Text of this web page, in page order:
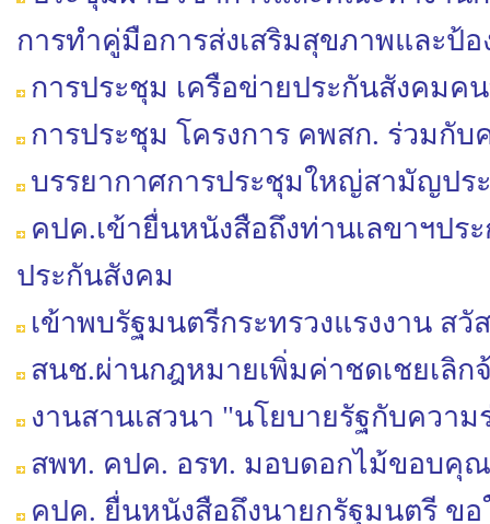
การทำคู่มือ​การส่งเสริม​สุขภาพ​และป้
การประชุม เครือข่ายประกันสังคมค
การประชุม โครงการ คพสก. ร่วมกั
บรรยากาศการประชุมใหญ่สามัญปร
คปค.เข้ายื่นหนังสือถึงท่านเลขาฯป
ประกันสังคม
เข้าพบรัฐมนตรีกระทรวงแรงงาน ส
สนช.ผ่านกฎหมายเพิ่มค่าชดเชยเลิก
งานสานเสวนา "นโยบายรัฐกับควา
สพท. คปค. อรท. มอบดอกไม้ขอบคุณ
คปค. ยื่นหนังสือถึงนายกรัฐมนตรี ขอ